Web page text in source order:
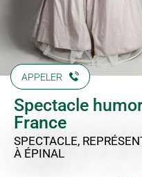
APPELER
Spectacle
France
SPECTACLE,
À ÉPINAL